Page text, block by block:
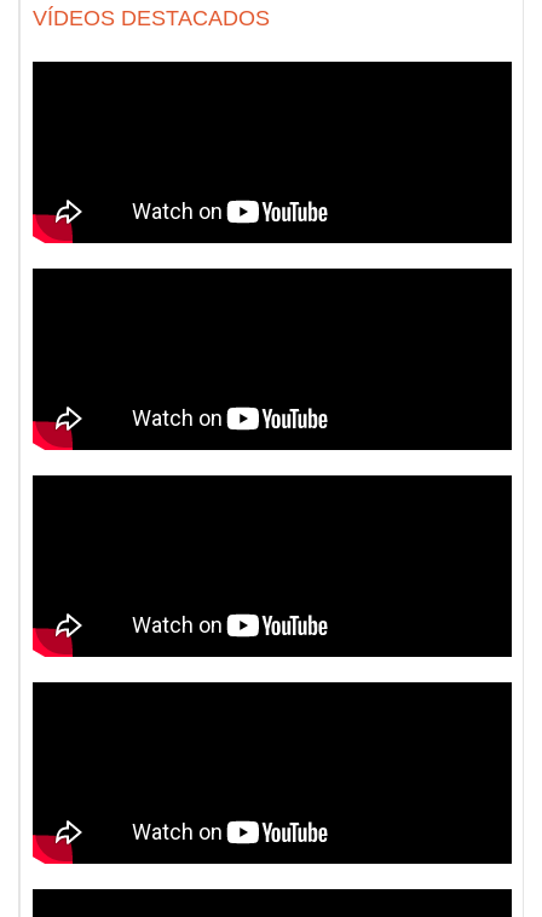
VÍDEOS DESTACADOS